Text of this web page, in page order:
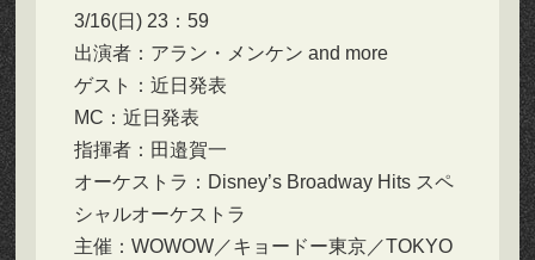
3/16(日) 23：59
出演者：アラン・メンケン and more
ゲスト：近日発表
MC：近日発表
指揮者：田邉賀一
オーケストラ：Disney’s Broadway Hits スペ
シャルオーケストラ
主催：WOWOW／キョードー東京／TOKYO